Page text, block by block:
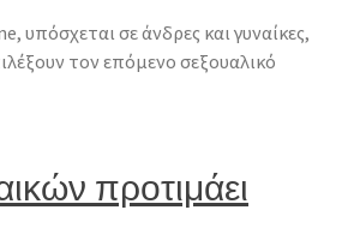
υπόσχεται σε άνδρες και γυναίκες,
τον επόμενο σεξουαλικό
προτιμάει